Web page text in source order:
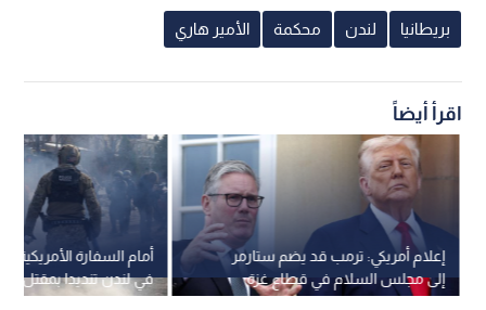
بريطانيا لندن محكمة الأمير هاري
اقرأ أيضاً
أمام السفارة الأمريكية..
في لندن تنديدا بمقتل
"ضابط هجرة"
إعلام أمريكي: ترمب قد يضم ستارمر
إلى مجلس السلام في قطاع غزة